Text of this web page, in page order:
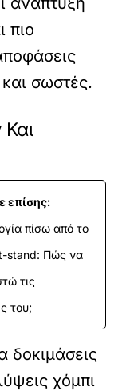
πιο
σωστές.
επίσης:
πίσω από το
stand: Πώς να
τις
του;
δοκιμάσεις
χόμπι